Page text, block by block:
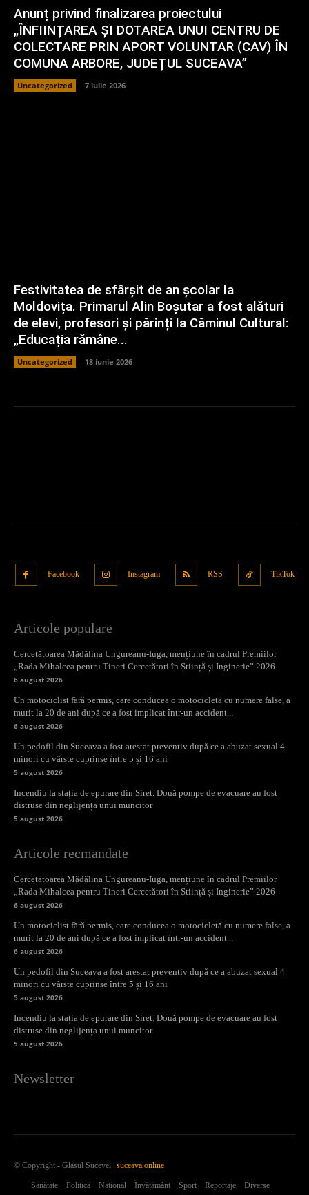
Anunț privind finalizarea proiectului
„ÎNFIINȚAREA ȘI DOTAREA UNUI CENTRU DE
COLECTARE PRIN APORT VOLUNTAR (CAV) ÎN
COMUNA ARBORE, JUDEȚUL SUCEAVA”
Uncategorized 7 iulie 2026
Festivitatea de sfârșit de an școlar la
Moldovița. Primarul Alin Boșutar a fost alături
de elevi, profesori și părinți la Căminul Cultural:
„Educația rămâne...
Uncategorized 18 iunie 2026
Facebook Instagram RSS TikTok
Articole populare
Cercetătoarea Mădălina Ungureanu-Iuga, mențiune în cadrul Premiilor
„Rada Mihalcea pentru Tineri Cercetători în Știință și Inginerie” 2026
6 august 2026
Un motociclist fără permis, care conducea o motocicletă cu numere false, a
murit la 20 de ani după ce a fost implicat într-un accident...
6 august 2026
Un pedofil din Suceava a fost arestat preventiv după ce a abuzat sexual 4
minori cu vârste cuprinse între 5 și 16 ani
5 august 2026
Incendiu la stația de epurare din Siret. Două pompe de evacuare au fost
distruse din neglijența unui muncitor
5 august 2026
Articole recmandate
Cercetătoarea Mădălina Ungureanu-Iuga, mențiune în cadrul Premiilor
„Rada Mihalcea pentru Tineri Cercetători în Știință și Inginerie” 2026
6 august 2026
Un motociclist fără permis, care conducea o motocicletă cu numere false, a
murit la 20 de ani după ce a fost implicat într-un accident...
6 august 2026
Un pedofil din Suceava a fost arestat preventiv după ce a abuzat sexual 4
minori cu vârste cuprinse între 5 și 16 ani
5 august 2026
Incendiu la stația de epurare din Siret. Două pompe de evacuare au fost
distruse din neglijența unui muncitor
5 august 2026
Newsletter
© Copyright - Glasul Sucevei | suceava.online
Sănătate Politică Național Învățământ Sport Reportaje
Diverse